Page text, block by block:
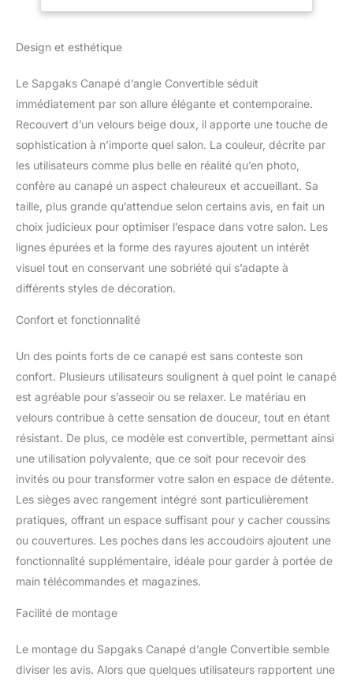
un canapé confortable
pendant la journée et se
transforme facilement en
pour répondre à vos
multiples besoins.
Transformation facile :
design simple, vous
pouvez transformer le
canapé en lit en
quelques étapes, adapté
à un usage familial et
comme lit de
interchangeables, design
différentes dispositions
de la pièce, maximisent
l'utilisation de l'espace.
Espace de rangement
caché : sous le siège
inclinable se trouve un
espace de rangement de
grande capacité qui
permet de stocker des
draps, des vêtements de
ainsi votre chambre plus
ordonnée et mieux
rangement pratiques sur
le côté, qui permettent
Design et esthétique
Le Sapgaks Canapé d’angle Convertible séduit
immédiatement par son allure élégante et contemporaine.
Recouvert d’un velours beige doux, il apporte une touche de
sophistication à n’importe quel salon. La couleur, décrite par
les utilisateurs comme plus belle en réalité qu’en photo,
confère au canapé un aspect chaleureux et accueillant. Sa
taille, plus grande qu’attendue selon certains avis, en fait un
choix judicieux pour optimiser l’espace dans votre salon. Les
lignes épurées et la forme des rayures ajoutent un intérêt
visuel tout en conservant une sobriété qui s’adapte à
différents styles de décoration.
Confort et fonctionnalité
Un des points forts de ce canapé est sans conteste son
confort. Plusieurs utilisateurs soulignent à quel point le canapé
est agréable pour s’asseoir ou se relaxer. Le matériau en
velours contribue à cette sensation de douceur, tout en étant
résistant. De plus, ce modèle est convertible, permettant ainsi
une utilisation polyvalente, que ce soit pour recevoir des
invités ou pour transformer votre salon en espace de détente.
Les sièges avec rangement intégré sont particulièrement
pratiques, offrant un espace suffisant pour y cacher coussins
ou couvertures. Les poches dans les accoudoirs ajoutent une
fonctionnalité supplémentaire, idéale pour garder à portée de
main télécommandes et magazines.
Facilité de montage
Le montage du Sapgaks Canapé d’angle Convertible semble
diviser les avis. Alors que quelques utilisateurs rapportent une